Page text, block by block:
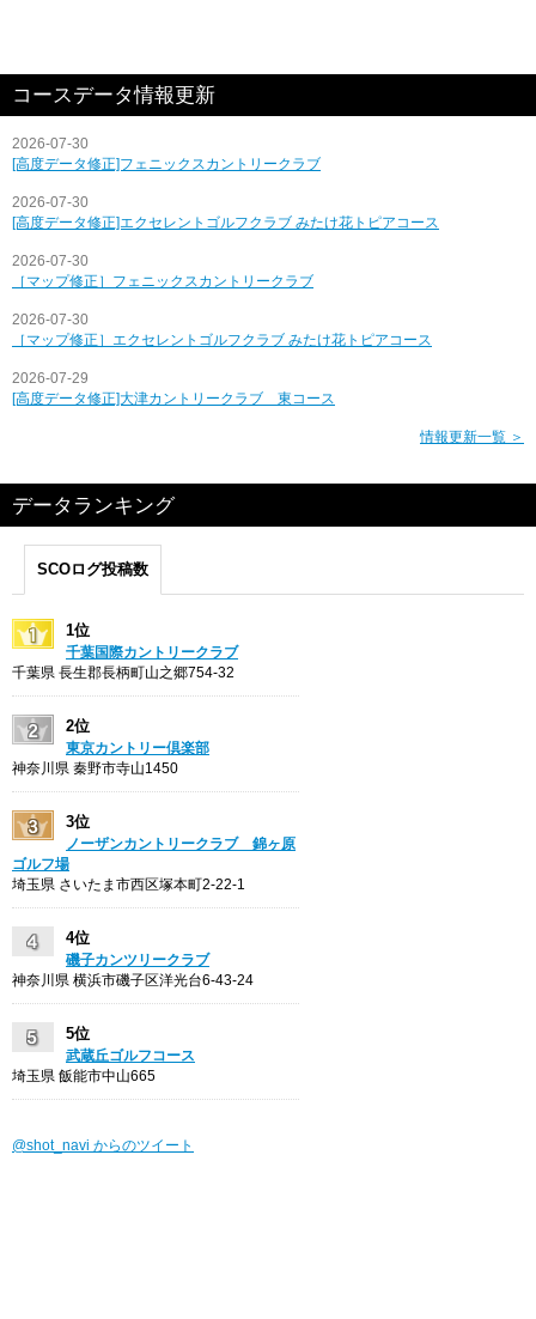
コースデータ情報更新
2026-07-30
[高度データ修正]フェニックスカントリークラブ
2026-07-30
[高度データ修正]エクセレントゴルフクラブ みたけ花トピアコース
2026-07-30
［マップ修正］フェニックスカントリークラブ
2026-07-30
［マップ修正］エクセレントゴルフクラブ みたけ花トピアコース
2026-07-29
[高度データ修正]大津カントリークラブ 東コース
情報更新一覧 ＞
データランキング
SCOログ投稿数
1位
千葉国際カントリークラブ
千葉県 長生郡長柄町山之郷754-32
2位
東京カントリー倶楽部
神奈川県 秦野市寺山1450
3位
ノーザンカントリークラブ 錦ヶ原
ゴルフ場
埼玉県 さいたま市西区塚本町2-22-1
4位
磯子カンツリークラブ
神奈川県 横浜市磯子区洋光台6-43-24
5位
武蔵丘ゴルフコース
埼玉県 飯能市中山665
@shot_navi からのツイート